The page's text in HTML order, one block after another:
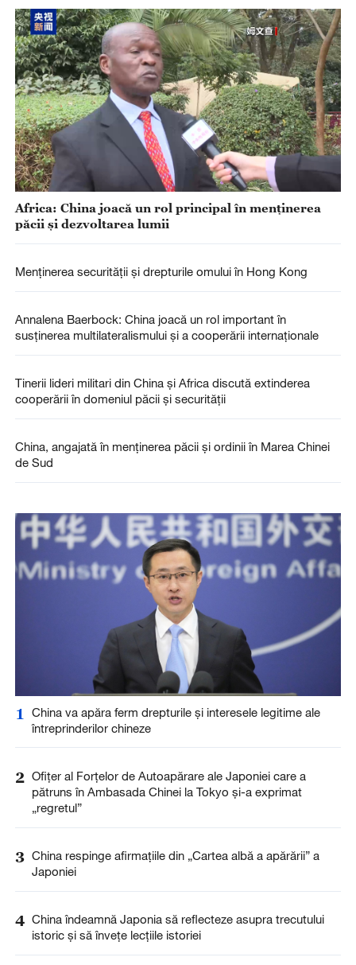
Africa: China joacă un rol principal în menținerea
păcii și dezvoltarea lumii
Menținerea securității și drepturile omului în Hong Kong
Annalena Baerbock: China joacă un rol important în
susținerea multilateralismului și a cooperării internaționale
Tinerii lideri militari din China și Africa discută extinderea
cooperării în domeniul păcii și securității
China, angajată în menținerea păcii și ordinii în Marea Chinei
de Sud
1
China va apăra ferm drepturile și interesele legitime ale
întreprinderilor chineze
2 Ofițer al Forțelor de Autoapărare ale Japoniei care a
pătruns în Ambasada Chinei la Tokyo și-a exprimat
„regretul”
3 China respinge afirmațiile din „Cartea albă a apărării” a
Japoniei
4 China îndeamnă Japonia să reflecteze asupra trecutului
istoric și să învețe lecțiile istoriei